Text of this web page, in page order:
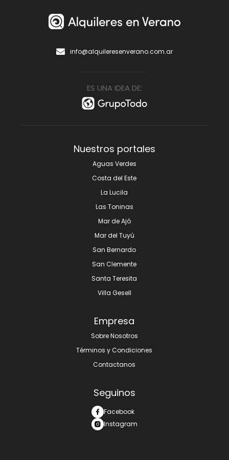
info@alquileresenverano.com.ar
ES UNA IDEA DE:
Nuestros portales
Aguas Verdes
Costa del Este
La Lucila
Las Toninas
Mar de Ajó
Mar del Tuyú
San Bernardo
San Clemente
Santa Teresita
Villa Gesell
Empresa
Sobre Nosotros
Términos y Condiciones
Contactanos
Seguinos
Facebook
Instagram